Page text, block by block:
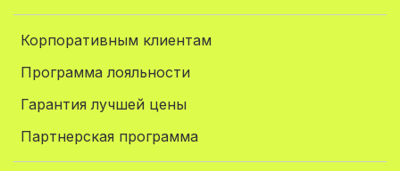
Корпоративным клиентам
Программа лояльности
Гарантия лучшей цены
Партнерская программа